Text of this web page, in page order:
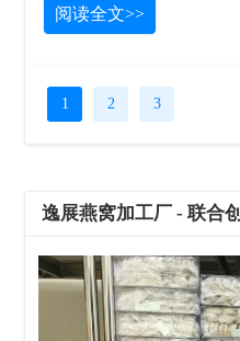
阅读全文>>
1 2 3
逸展燕窝加工厂 - 联合